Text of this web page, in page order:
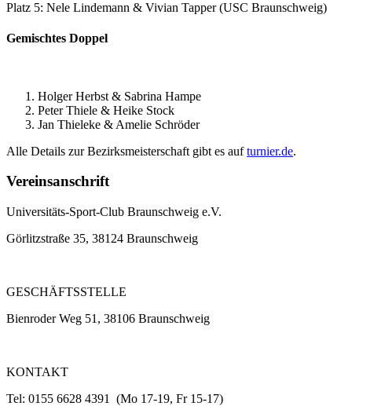
Platz 5: Nele Lindemann & Vivian Tapper (USC Braunschweig)
Gemischtes Doppel
Holger Herbst & Sabrina Hampe
Peter Thiele & Heike Stock
Jan Thieleke & Amelie Schröder
Alle Details zur Bezirksmeisterschaft gibt es aufturnier.de.
Vereinsanschrift
Universitäts-Sport-Club Braunschweig e.V.
Görlitzstraße 35, 38124 Braunschweig
GESCHÄFTSSTELLE
Bienroder Weg 51, 38106 Braunschweig
KONTAKT
Tel: 0155 6628 4391 (Mo 17-19, Fr 15-17)